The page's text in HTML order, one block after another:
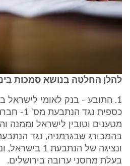
להלן החלטה בנושא סמכות
1. התובע - בנק לאומי לישראל
כספית נגד
מטענים וטובין לישראל וממנה
בעלת מחסני ערובה בירושלים.